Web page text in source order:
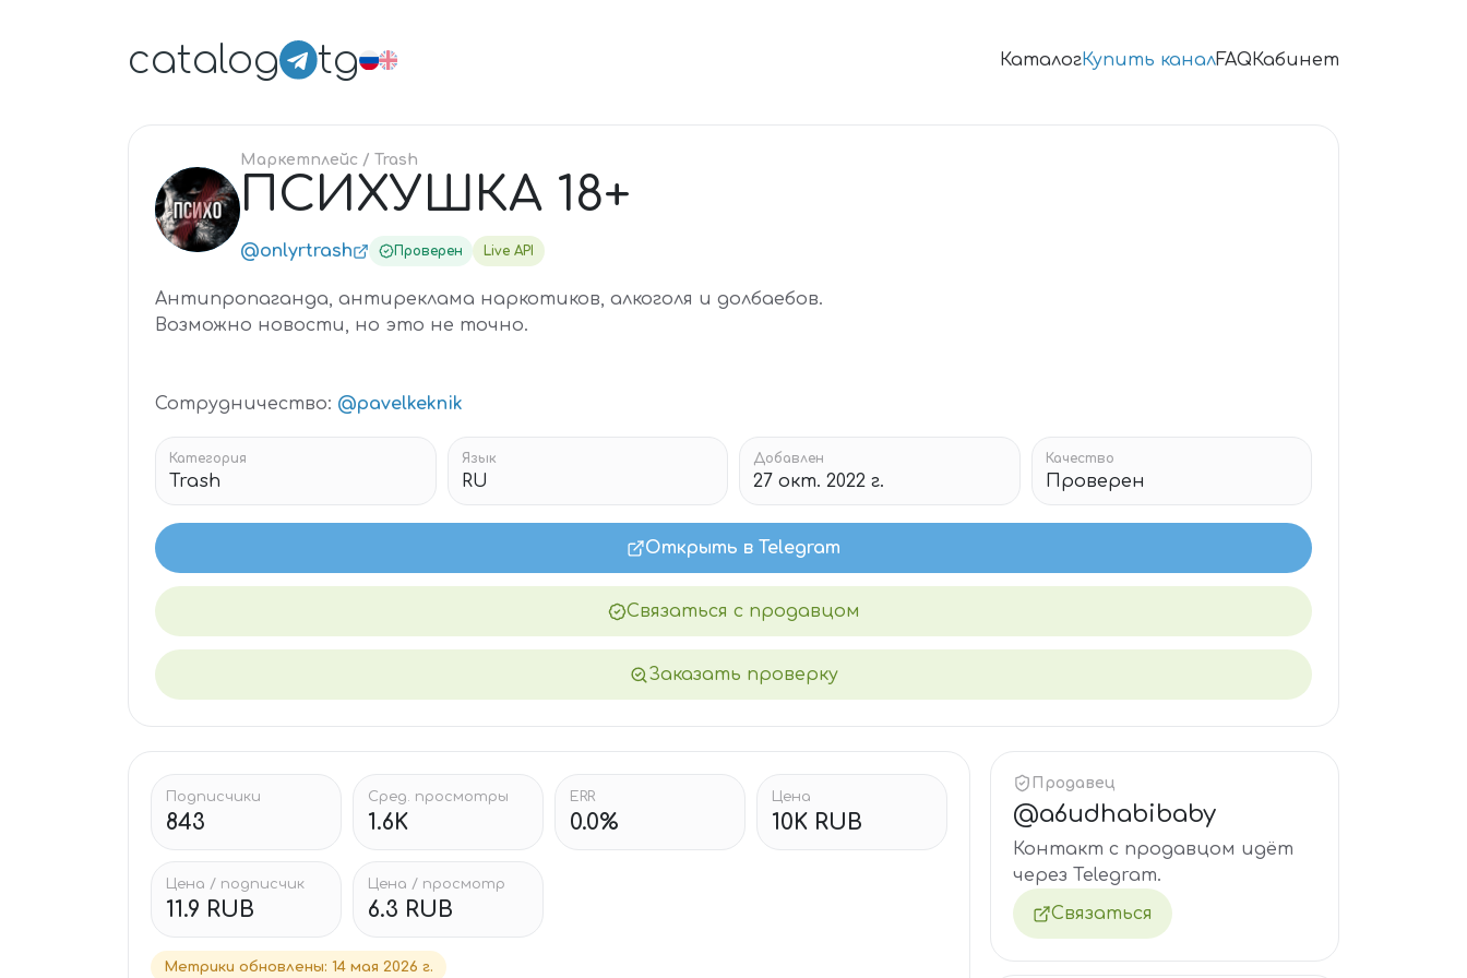
catalog tg КаталогКупить каналFAQКабинет
ПС
Маркетплейс / Trash
ПСИХУШКА 18+
@onlyrtrash Проверен Live API
Антипропаганда, антиреклама наркотиков, алкоголя и долбаебов.
Возможно новости, но это не точно.
Сотрудничество: @pavelkeknik
Категория
Trash
Язык
RU
Добавлен
27 окт. 2022 г.
Качество
Проверен
Открыть в Telegram
Связаться с продавцом
Заказать проверку
Подписчики
843
Сред. просмотры
1.6K
ERR
0.0%
Цена
10K RUB
Цена / подписчик
11.9 RUB
Цена / просмотр
6.3 RUB
Метрики обновлены: 14 мая 2026 г.
Продавец
@a6udhabibaby
Контакт с продавцом идёт
через Telegram.
Связаться